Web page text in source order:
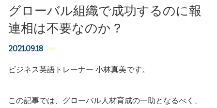
グローバル組織で成功するのに報
連相は不要なのか？
2021.09.18
ビジネス英語トレーナー 小林真美です。
この記事では、グローバル人材育成の一助となるべく、